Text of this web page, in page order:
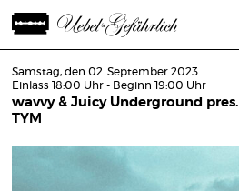
Samstag, den 02. September 2023
Einlass 18:00 Uhr - Beginn 19:00 Uhr
wavvy & Juicy Underground pres.
TYM